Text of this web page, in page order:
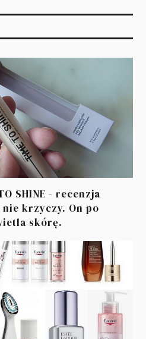
SHINE - recenzja
krzyczy. On po
skórę.